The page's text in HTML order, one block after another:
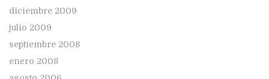
diciembre 2009
julio 2009
septiembre 2008
enero 2008